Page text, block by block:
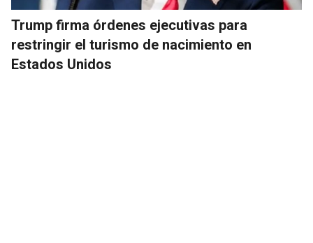
Trump firma órdenes ejecutivas para
restringir el turismo de nacimiento en
Estados Unidos